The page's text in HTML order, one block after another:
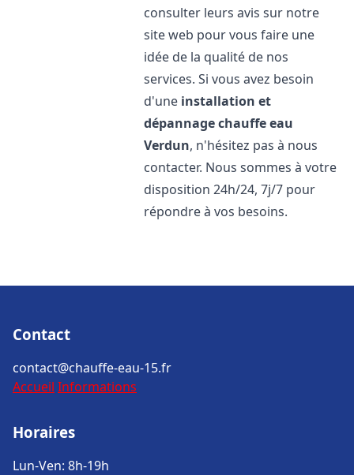
consulter leurs avis sur notre
site web pour vous faire une
idée de la qualité de nos
services. Si vous avez besoin
d'une installation et
dépannage chauffe eau
Verdun, n'hésitez pas à nous
contacter. Nous sommes à votre
disposition 24h/24, 7j/7 pour
répondre à vos besoins.
Contact
contact@chauffe-eau-15.fr
Accueil Informations
Horaires
Lun-Ven: 8h-19h